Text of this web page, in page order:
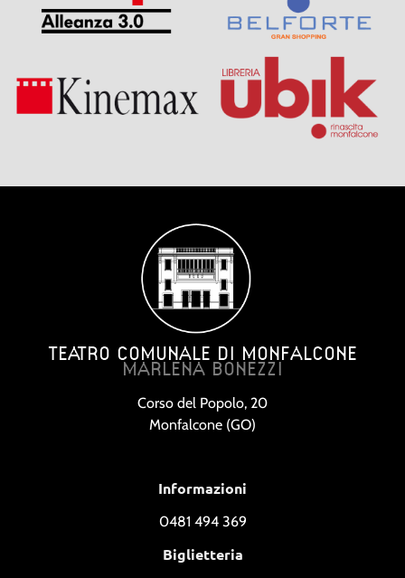
TEATRO COMUNALE DI MONFALCONE
MARLENA BONEZZI
Corso del Popolo, 20
Monfalcone (GO)
Informazioni
0481 494 369
Biglietteria